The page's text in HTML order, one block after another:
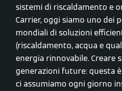
sistemi di riscaldamento e
Carrier, oggi siamo uno dei
mondiali di soluzioni
(riscaldamento, acqua e
energia rinnovabile. Creare
generazioni future: questa
ci assumiamo ogni giorno